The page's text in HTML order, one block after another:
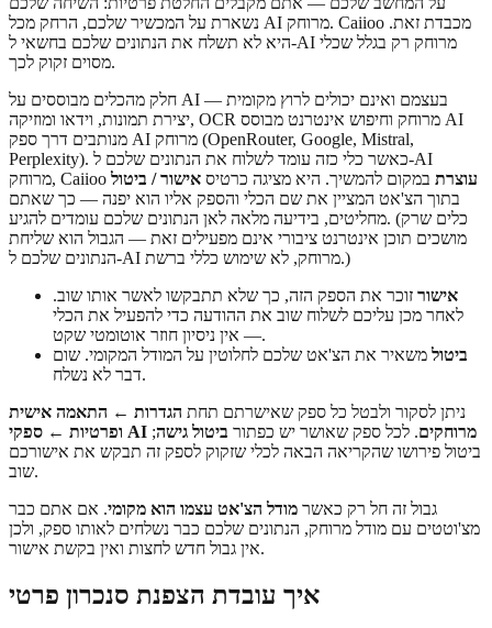
נשארת על המכשיר שלכם, הרחק מכל AI מרוחק. Caiioo מכבדת זאת.
היא לא תשלח את הנתונים שלכם בחשאי ל-AI מרוחק רק בגלל שכלי
מסוים זקוק לכך.
חלק מהכלים מבוססים על AI בעצמם ואינם יכולים לרוץ מקומית —
יצירת תמונות, וידאו ומוזיקה, OCR מרוחק וחיפוש אינטרנט מבוסס AI
מנותבים דרך ספק AI מרוחק (OpenRouter, Google, Mistral,
Perplexity). כאשר כלי כזה עומד לשלוח את הנתונים שלכם ל-AI
מרוחק, Caiioo
עוצרת במקום להמשיך. היא מציגה כרטיס אישור / ביטול
בתוך הצ'אט המציין את שם הכלי והספק אליו הוא יפנה — כך שאתם
מחליטים, בידיעה מלאה לאן הנתונים שלכם עומדים להגיע. (כלים שרק
מושכים תוכן אינטרנט ציבורי אינם מפעילים זאת — הגבול הוא שליחת
הנתונים שלכם ל-AI מרוחק, לא שימוש כללי ברשת.)
אישור זוכר את הספק הזה, כך שלא תתבקשו לאשר אותו שוב.
לאחר מכן עליכם לשלוח שוב את ההודעה כדי להפעיל את הכלי
— אין ניסיון חוזר אוטומטי שקט.
ביטול משאיר את הצ'אט שלכם לחלוטין על המודל המקומי. שום
דבר לא נשלח.
ניתן לסקור ולבטל כל ספק שאישרתם תחת הגדרות ← התאמה אישית
ופרטיות ← ספקי AI מרוחקים. לכל ספק שאושר יש כפתור ביטול גישה;
ביטול פירושו שהקריאה הבאה לכלי שזקוק לספק זה תבקש את אישורכם
שוב.
גבול זה חל רק כאשר מודל הצ'אט עצמו הוא מקומי. אם אתם כבר
מצ'וטטים עם מודל מרוחק, הנתונים שלכם כבר נשלחים לאותו ספק, ולכן
אין גבול חדש לחצות ואין בקשת אישור.
איך עובדת הצפנת סנכרון פרטי